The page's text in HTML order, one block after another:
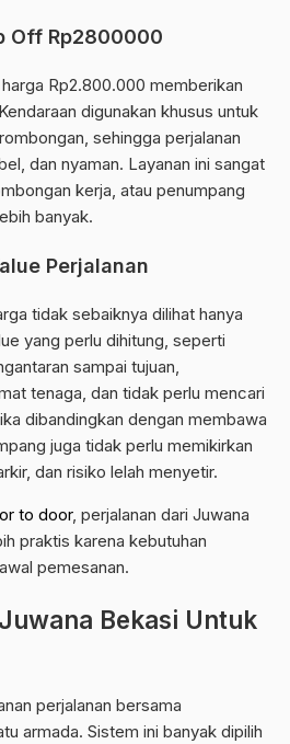
Off Rp2800000
Rp2.800.000 memberikan
digunakan khusus untuk
sehingga perjalanan
dan nyaman. Layanan ini sangat
kerja, atau penumpang
banyak.
Perjalanan
tidak sebaiknya dilihat hanya
yang perlu dihitung, seperti
sampai tujuan,
tenaga, dan tidak perlu mencari
dibandingkan dengan membawa
juga tidak perlu memikirkan
dan risiko lelah menyetir.
to door, perjalanan dari Juwana
praktis karena kebutuhan
pemesanan.
Bekasi Untuk
perjalanan bersama
armada. Sistem ini banyak dipilih